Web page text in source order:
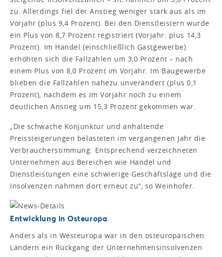
zu. Allerdings fiel der Anstieg weniger stark aus als im
Vorjahr (plus 9,4 Prozent). Bei den Dienstleistern wurde
ein Plus von 8,7 Prozent registriert (Vorjahr: plus 14,3
Prozent). Im Handel (einschließlich Gastgewerbe)
erhöhten sich die Fallzahlen um 3,0 Prozent – nach
einem Plus von 8,0 Prozent im Vorjahr. Im Baugewerbe
blieben die Fallzahlen nahezu unverändert (plus 0,1
Prozent), nachdem es im Vorjahr noch zu einem
deutlichen Anstieg um 15,3 Prozent gekommen war.
„Die schwache Konjunktur und anhaltende
Preissteigerungen belasteten im vergangenen Jahr die
Verbraucherstimmung. Entsprechend verzeichneten
Unternehmen aus Bereichen wie Handel und
Dienstleistungen eine schwierige Geschäftslage und die
Insolvenzen nahmen dort erneut zu“, so Weinhofer.
Entwicklung in Osteuropa
Anders als in Westeuropa war in den osteuropäischen
Ländern ein Rückgang der Unternehmensinsolvenzen